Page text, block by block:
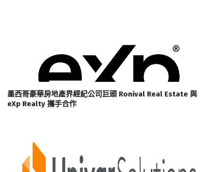
墨西哥豪華房地產界經紀公司巨頭 Ronival Real Estate 與
eXp Realty 攜手合作